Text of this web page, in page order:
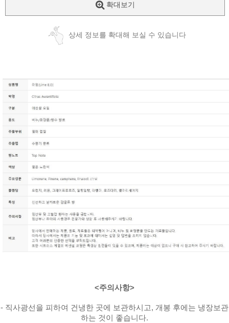
확대보기
상세 정보를 확대해 보실 수 있습니다
<주의사항>
- 직사광선을 피하여 건냉한 곳에 보관하시고, 개봉 후에는 냉장보관
하는 것이 좋습니다.